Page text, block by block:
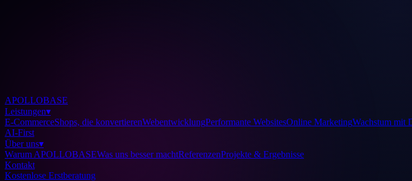
APOLLOBASE
Leistungen▾
E-CommerceShops, die konvertierenWebentwicklungPerformante WebsitesOnline MarketingWachstum mit
AI-First
Über uns▾
Warum APOLLOBASEWas uns besser machtReferenzenProjekte & Ergebnisse
Kontakt
Kostenlose Erstberatung